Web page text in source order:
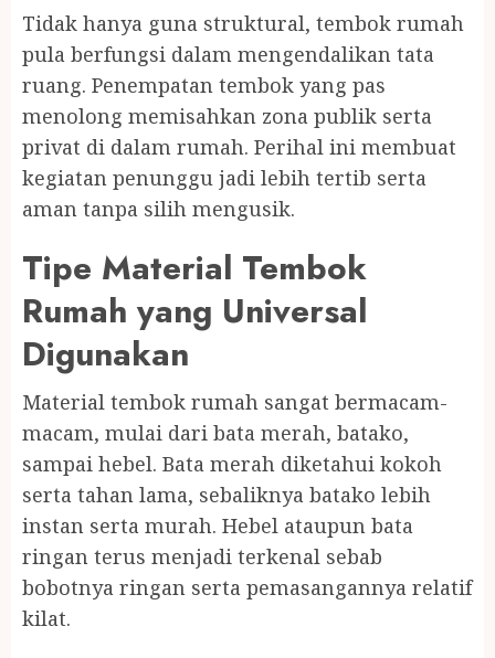
Tidak hanya guna struktural, tembok rumah
pula berfungsi dalam mengendalikan tata
ruang. Penempatan tembok yang pas
menolong memisahkan zona publik serta
privat di dalam rumah. Perihal ini membuat
kegiatan penunggu jadi lebih tertib serta
aman tanpa silih mengusik.
Tipe Material Tembok
Rumah yang Universal
Digunakan
Material tembok rumah sangat bermacam-
macam, mulai dari bata merah, batako,
sampai hebel. Bata merah diketahui kokoh
serta tahan lama, sebaliknya batako lebih
instan serta murah. Hebel ataupun bata
ringan terus menjadi terkenal sebab
bobotnya ringan serta pemasangannya relatif
kilat.